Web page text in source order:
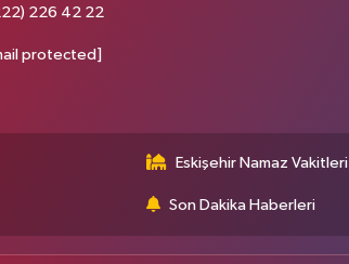
226 42 22
protected]
Eskişehir Namaz Vakitleri
Son Dakika Haberleri